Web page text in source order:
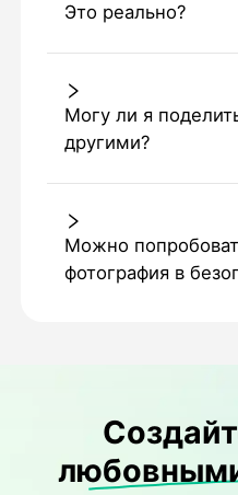
Это реально?
Могу ли я
другими?
Можно
фотография в